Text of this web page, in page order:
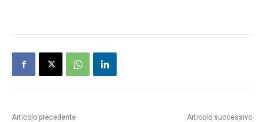
Articolo precedente Articolo successivo